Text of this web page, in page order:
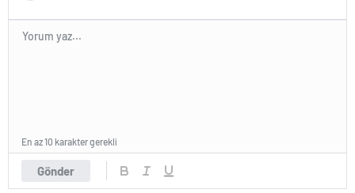
Gönder
En az 10 karakter gerekli